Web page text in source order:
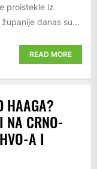
proistekle iz
danas su...
READ MORE
HAAGA?
NA CRNO-
A I